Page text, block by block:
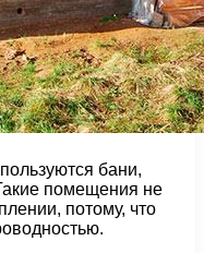
бани,
помещения не
потому, что